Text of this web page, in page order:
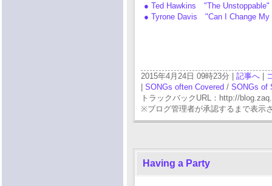
● Ted Hawkins "The
● Tyrone Davis "Can I Change
2015年4月24日 09時23分 | 記事へ
SONGs often Covered / SONGs of
トラックバックURL：http://
※ブログ管理者が承認するまで表示
Having a Party